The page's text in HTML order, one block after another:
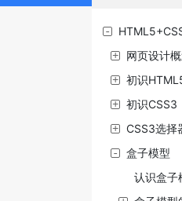
网页设计
初识
初识CSS3
CSS3选择
盒子模型
认识盒子